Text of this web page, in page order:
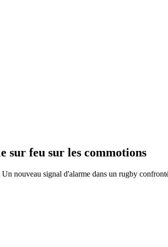
sur feu sur les commotions
nouveau signal d'alarme dans un rugby